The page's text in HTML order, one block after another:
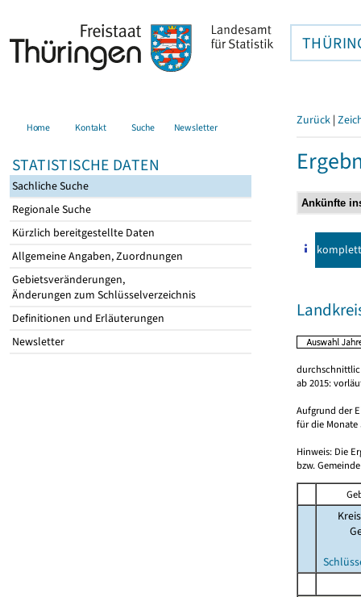
Home Kontakt Suche Newsletter
STATISTISCHE DATEN
Sachliche Suche
Regionale Suche
Kürzlich bereitgestellte Daten
Allgemeine Angaben, Zuordnungen
Gebietsveränderungen,
Änderungen zum Schlüsselverzeichnis
Definitionen und Erläuterungen
Newsletter
Zurück |
komplett
ab 2015:
Aufgrund der
für die Monate
Hinweis: Die
bzw.